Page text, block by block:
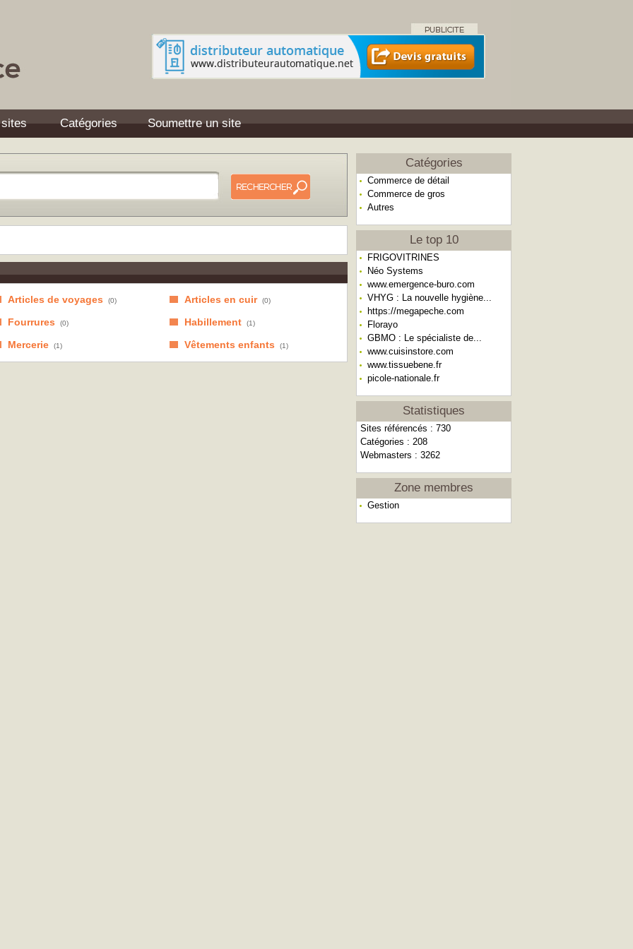
sites Catégories Soumettre un site
Catégories
Commerce de détail
Commerce de gros
Autres
Le top 10
FRIGOVITRINES
Néo Systems
www.emergence-buro.com
VHYG : La nouvelle hygiène...
https://megapeche.com
Florayo
GBMO : Le spécialiste de...
www.cuisinstore.com
www.tissuebene.fr
picole-nationale.fr
Statistiques
Sites référencés : 730
Catégories : 208
Webmasters : 3262
Zone membres
Gestion
Articles de voyages (0)
Fourrures (0)
Mercerie (1)
Articles en cuir (0)
Habillement (1)
Vêtements enfants (1)